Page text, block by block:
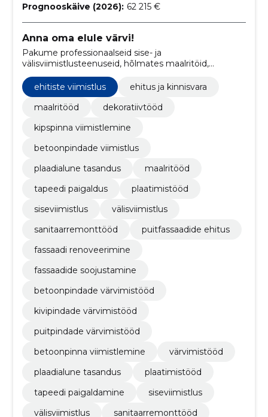
Prognooskäive (2026): 62 215 €
Anna oma elule värvi!
Pakume professionaalseid sise- ja
välisviimistlusteenuseid, hõlmates maalritöid,
kipspinna viimistlust, fassaaditöid ning dekoratiiv- ja
krohvitöid.
ehitiste viimistlus
ehitus ja kinnisvara
maalritööd
dekoratiivtööd
kipspinna viimistlemine
betoonpindade viimistlus
plaadialune tasandus
maalritööd
tapeedi paigaldus
plaatimistööd
siseviimistlus
välisviimistlus
sanitaarremonttööd
puitfassaadide ehitus
fassaadi renoveerimine
fassaadide soojustamine
betoonpindade värvimistööd
kivipindade värvimistööd
puitpindade värvimistööd
betoonpinna viimistlemine
värvimistööd
plaadialune tasandus
plaatimistööd
tapeedi paigaldamine
siseviimistlus
välisviimistlus
sanitaarremonttööd